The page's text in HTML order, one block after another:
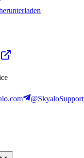
@SkyaloSupport